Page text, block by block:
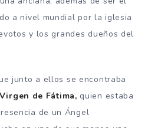
a nivel mundial por la iglesia
y los grandes dueños del
junto a ellos se encontraba
Virgen de Fátima, quien estaba
de un Ángel